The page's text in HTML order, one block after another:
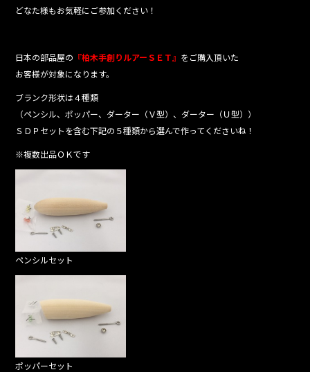
どなた様もお気軽にご参加ください！
日本の部品屋の 『柏木手創りルアーＳＥＴ』 をご購入頂いた
お客様が対象になります。
ブランク形状は４種類
（ペンシル、ポッパー、ダーター（Ｖ型）、ダーター（Ｕ型））
ＳＤＰセットを含む下記の５種類から選んで作ってくださいね！
※複数出品ＯＫです
ペンシルセット
ポッパーセット